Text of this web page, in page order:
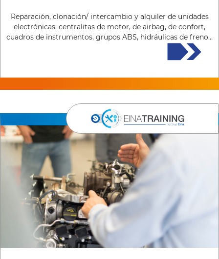
Reparación, clonación/ intercambio y alquiler de unidades
electrónicas: centralitas de motor, de airbag, de confort,
cuadros de instrumentos, grupos ABS, hidráulicas de freno…